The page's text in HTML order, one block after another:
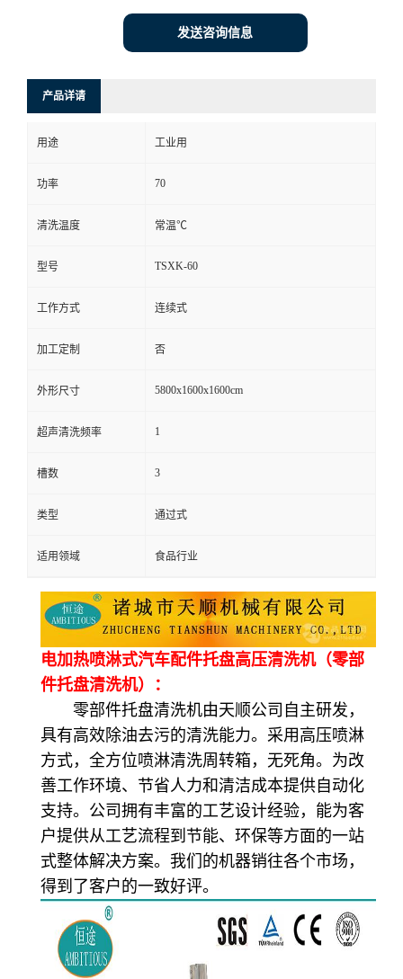
发送咨询信息
产品详请
用途 工业用
功率 70
清洗温度 常温℃
型号 TSXK-60
工作方式 连续式
加工定制 否
外形尺寸 5800x1600x1600cm
超声清洗频率 1
槽数 3
类型 通过式
适用领域 食品行业
电加热喷淋式汽车配件托盘高压清洗机（零部
件托盘清洗机）：
零部件托盘清洗机由天顺公司自主研发，
具有高效除油去污的清洗能力。采用高压喷淋
方式，全方位喷淋清洗周转箱，无死角。为改
善工作环境、节省人力和清洁成本提供自动化
支持。公司拥有丰富的工艺设计经验，能为客
户提供从工艺流程到节能、环保等方面的一站
式整体解决方案。我们的机器销往各个市场，
得到了客户的一致好评。